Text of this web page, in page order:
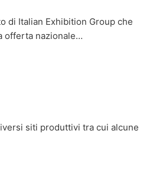
di Italian Exhibition Group che
offerta nazionale…
siti produttivi tra cui alcune